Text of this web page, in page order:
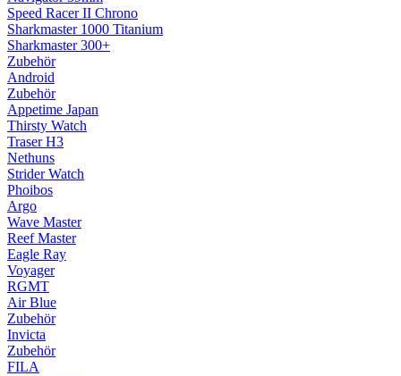
Speed Racer II Chrono
Sharkmaster 1000 Titanium
Sharkmaster 300+
Zubehör
Android
Zubehör
Appetime Japan
Thirsty Watch
Traser H3
Nethuns
Strider Watch
Phoibos
Argo
Wave Master
Reef Master
Eagle Ray
Voyager
RGMT
Air Blue
Zubehör
Invicta
Zubehör
FILA